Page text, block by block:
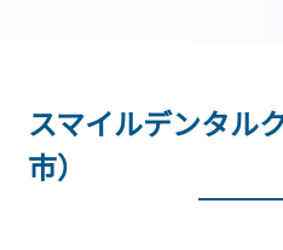
スマイルデンタル
市）